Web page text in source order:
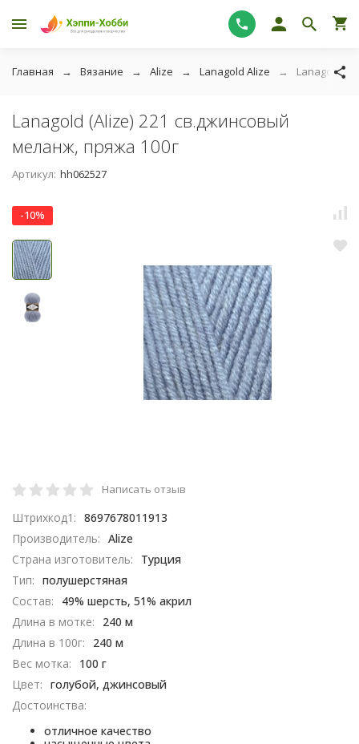
Главная Вязание Alize Lanagold Alize Lanagold
Lanagold (Alize) 221 св.джинсовый
меланж, пряжа 100г
Артикул: hh062527
-10%
Написать отзыв
Штрихкод1: 8697678011913
Производитель: Alize
Страна изготовитель:
Турция
Тип: полушерстяная
Состав:
49% шерсть, 51% акрил
Длина в мотке:
240 м
Длина в 100г:
240 м
Вес мотка:
100 г
Цвет: голубой, джинсовый
Достоинства:
отличное качество